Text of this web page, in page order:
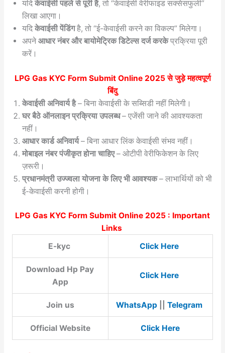
यदि केवाईसी पहले से पूरी है, तो “केवाईसी वेरीफाइड सक्सेसफुली”
लिखा आएगा।
यदि केवाईसी पेंडिंगहै, तो “ई-केवाईसी करने का विकल्प” मिलेगा।
अपनेआधार नंबर और बायोमेट्रिक डिटेल्स दर्ज करकेप्रक्रिया पूरी
करें।
LPG Gas KYC Form Submit Online 2025से जुड़े महत्वपूर्ण
बिंदु
केवाईसी अनिवार्य है– बिना केवाईसी के सब्सिडी नहीं मिलेगी।
घर बैठे ऑनलाइन प्रक्रिया उपलब्ध– एजेंसी जाने की आवश्यकता
नहीं।
आधार कार्ड अनिवार्य– बिना आधार लिंक केवाईसी संभव नहीं।
मोबाइल नंबर पंजीकृत होना चाहिए– ओटीपी वेरीफिकेशन के लिए
ज़रूरी।
प्रधानमंत्री उज्ज्वला योजना के लिए भी आवश्यक– लाभार्थियों को भी
ई-केवाईसी करनी होगी।
LPG Gas KYC Form Submit Online 2025 : Important
Links
E-kyc
Click Here
Download Hp Pay
App
Click Here
Join us WhatsApp ||Telegram
Official Website Click Here